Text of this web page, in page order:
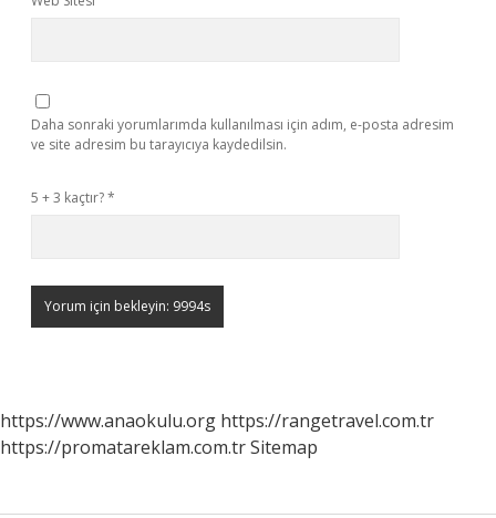
Daha sonraki yorumlarımda kullanılması için adım, e-posta adresim
ve site adresim bu tarayıcıya kaydedilsin.
5 + 3 kaçtır?*
https://www.anaokulu.org https://rangetravel.com.tr
https://promatareklam.com.trSitemap